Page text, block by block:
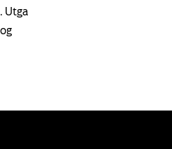
Utga